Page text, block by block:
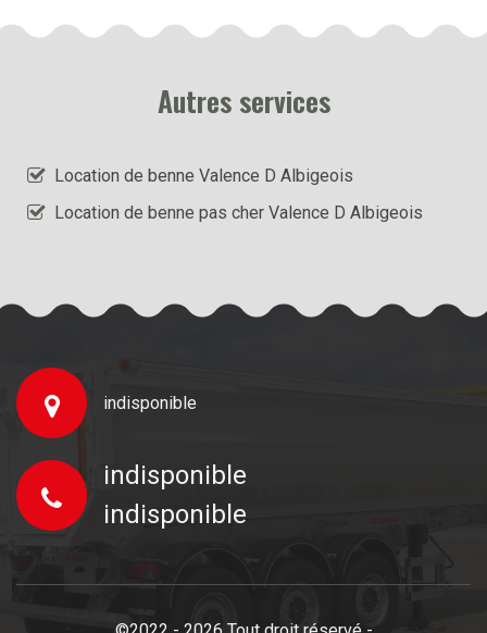
Autres services
Location de benne Valence D Albigeois
Location de benne pas cher Valence D Albigeois
indisponible
indisponible
indisponible